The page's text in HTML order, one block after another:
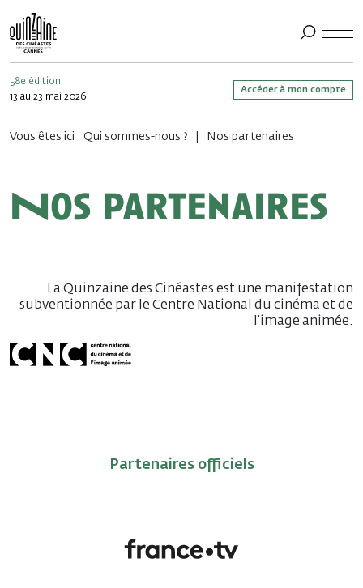
58e édition
13 au 23 mai 2026
Accéder à mon compte
Vous êtes ici : Qui sommes-nous ? Nos partenaires
Nos partenaires
La Quinzaine des Cinéastes est une manifestation
subventionnée par le Centre National du cinéma et de
l’image animée.
Partenaires officiels